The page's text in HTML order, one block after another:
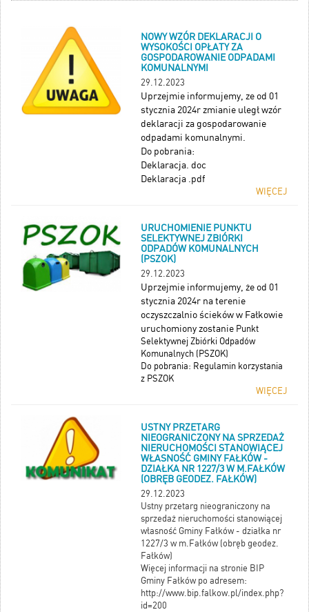
NOWY WZÓR DEKLARACJI O
WYSOKOŚCI OPŁATY ZA
GOSPODAROWANIE ODPADAMI
KOMUNALNYMI
29.12.2023
Uprzejmie informujemy, ze od 01
stycznia 2024r zmianie uległ wzór
deklaracji za gospodarowanie
odpadami komunalnymi.
Do pobrania:
Deklaracja. doc
Deklaracja .pdf
WIĘCEJ
URUCHOMIENIE PUNKTU
SELEKTYWNEJ ZBIÓRKI
ODPADÓW KOMUNALNYCH
(PSZOK)
29.12.2023
Uprzejmie informujemy, że od 01
stycznia 2024r na terenie
oczyszczalnio ścieków w Fałkowie
uruchomiony zostanie Punkt
Selektywnej Zbiórki Odpadów
Komunalnych (PSZOK)
Do pobrania: Regulamin korzystania
z PSZOK
WIĘCEJ
USTNY PRZETARG
NIEOGRANICZONY NA SPRZEDAŻ
NIERUCHOMOŚCI STANOWIĄCEJ
WŁASNOŚĆ GMINY FAŁKÓW -
DZIAŁKA NR 1227/3 W M.FAŁKÓW
(OBRĘB GEODEZ. FAŁKÓW)
29.12.2023
Ustny przetarg nieograniczony na
sprzedaż nieruchomości stanowiącej
własność Gminy Fałków - działka nr
1227/3 w m.Fałków (obręb geodez.
Fałków)
Więcej informacji na stronie BIP
Gminy Fałków po adresem:
http://www.bip.falkow.pl/index.php?
id=200